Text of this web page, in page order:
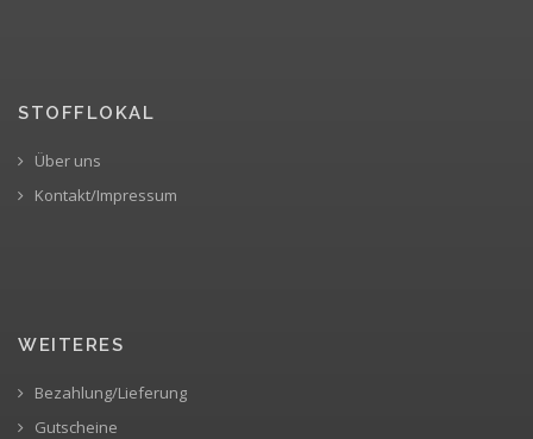
STOFFLOKAL
Über uns
Kontakt/Impressum
WEITERES
Bezahlung/Lieferung
Gutscheine